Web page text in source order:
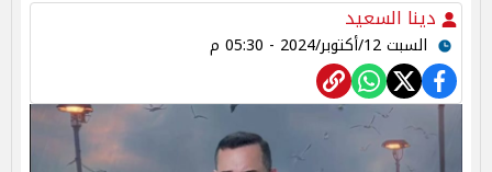
دينا السعيد
السبت 12/أكتوبر/2024 - 05:30 م